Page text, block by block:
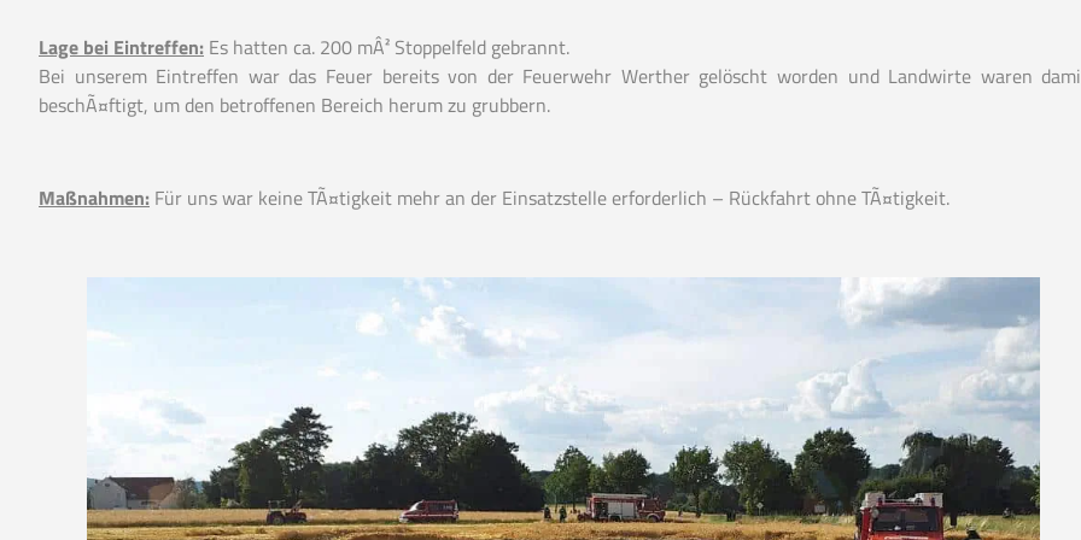
Lage bei Eintreffen: Es hatten ca. 200 mÂ² Stoppelfeld gebrannt.
Bei unserem Eintreffen war das Feuer bereits von der Feuerwehr Werther gelöscht worden und Landwirte waren
beschÃ¤ftigt, um den betroffenen Bereich herum zu grubbern.
Maßnahmen: Für uns war keine TÃ¤tigkeit mehr an der Einsatzstelle erforderlich – Rückfahrt ohne TÃ¤tigkeit.